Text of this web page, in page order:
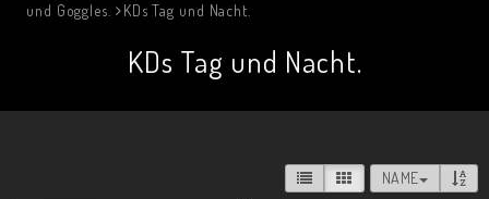
und Goggles.
KDs Tag und Nacht.
KDs Tag und Nacht.
NAME